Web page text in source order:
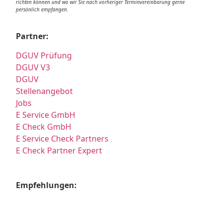
richten können und wo wir Sie nach vorheriger Terminvereinbarung gerne
persönlich empfangen.
Partner:
DGUV Prüfung
DGUV V3
DGUV
Stellenangebot
Jobs
E Service GmbH
E Check GmbH
E Service Check Partners
E Check Partner Expert
Empfehlungen: